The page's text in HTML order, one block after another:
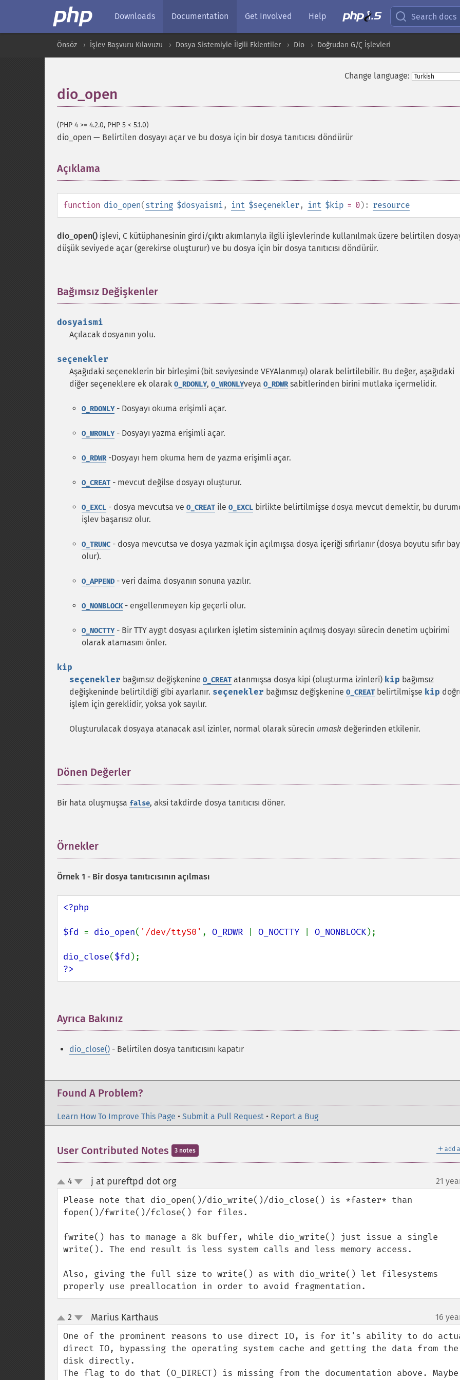
Downloads Documentation Get Involved Help Search docs
Önsöz İşlev Başvuru Kılavuzu Dosya Sistemiyle İlgili Eklentiler Dio Doğrudan G/Ç İşlevleri
Change language:
dio_open
(PHP 4 >= 4.2.0, PHP 5 < 5.1.0)
dio_open — Belirtilen dosyayı açar ve bu dosya için bir dosya tanıtıcısı döndürür
Açıklama
function dio_open(string $dosyaismi, int $seçenekler, int $kip = 0): resource
dio_open() işlevi, C kütüphanesinin girdi/çıktı akımlarıyla ilgili işlevlerinde kullanılmak üzere belirtilen
düşük seviyede açar (gerekirse oluşturur) ve bu dosya için bir dosya tanıtıcısı döndürür.
Bağımsız Değişkenler
dosyaismi
Açılacak dosyanın yolu.
seçenekler
Aşağıdaki seçeneklerin bir birleşimi (bit seviyesinde VEYAlanmışı) olarak belirtilebilir. Bu değer, aşağıdaki
diğer seçeneklere ek olarak O_RDONLY, O_WRONLYveya O_RDWRsabitlerinden birini mutlaka içermelidir.
O_RDONLY- Dosyayı okuma erişimli açar.
O_WRONLY- Dosyayı yazma erişimli açar.
O_RDWR-Dosyayı hem okuma hem de yazma erişimli açar.
O_CREAT - mevcut değilse dosyayı oluşturur.
O_EXCL - dosya mevcutsa ve O_CREAT ile O_EXCL birlikte belirtilmişse dosya mevcut demektir, bu
işlev başarısız olur.
O_TRUNC - dosya mevcutsa ve dosya yazmak için açılmışsa dosya içeriği sıfırlanır (dosya boyutu sıfır
olur).
O_APPEND - veri daima dosyanın sonuna yazılır.
O_NONBLOCK- engellenmeyen kip geçerli olur.
O_NOCTTY- Bir TTY aygıt dosyası açılırken işletim sisteminin açılmış dosyayı sürecin denetim uçbirimi
olarak atamasını önler.
kip
seçenekler bağımsız değişkenine O_CREAT atanmışsa dosya kipi (oluşturma izinleri) kip bağımsız
değişkeninde belirtildiği gibi ayarlanır. seçenekler bağımsız değişkenine O_CREAT belirtilmişse kip
işlem için gereklidir, yoksa yok sayılır.
Oluşturulacak dosyaya atanacak asıl izinler, normal olarak sürecin umask değerinden etkilenir.
Dönen Değerler
Bir hata oluşmuşsa false, aksi takdirde dosya tanıtıcısı döner.
Örnekler
Örnek 1 - Bir dosya tanıtıcısının açılması
<?php
$fd = dio_open( '/dev/ttyS0' , O_RDWR O_NOCTTY O_NONBLOCK);
dio_close($fd
?>
Ayrıca Bakınız
dio_close() - Belirtilen dosya tanıtıcısını kapatır
Found A Problem?
Learn How To Improve This Page • Submit a Pull Request • Report a Bug
＋ add
User Contributed Notes 3 notes
up
down
4 j at pureftpd dot org¶ 21
Please note that dio_open()/dio_write()/dio_close() is *faster* than
fopen()/fwrite()/fclose() for files.
fwrite() has to manage a 8k buffer, while dio_write() just issue a single
write(). The end result is less system calls and less memory access.
Also, giving the full size to write() as with dio_write() let filesystems
properly use preallocation in order to avoid fragmentation.
up
down
2 Marius Karthaus¶ 16
One of the prominent reasons to use direct IO, is for it's ability to do
direct IO, bypassing the operating system cache and getting the data from the
disk directly.
The flag to do that (O_DIRECT) is missing from the documentation above. Maybe